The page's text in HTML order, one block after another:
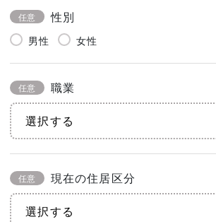
任意 性別
男性 女性
任意 職業
任意 現在の住居区分